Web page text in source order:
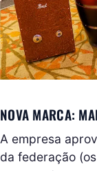
NOVA MARCA:
A empresa
da federação